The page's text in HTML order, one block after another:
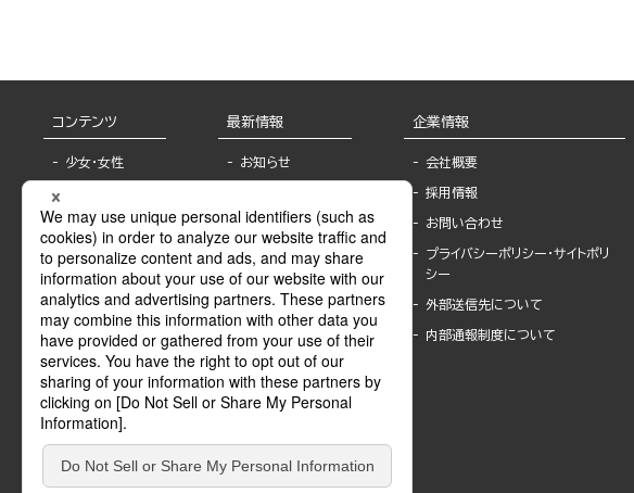
コンテンツ
少女・女性
BL
ライトノベル
青年・一般
グラビア・写真
モーター誌
SPECIAL
Sublicense
最新情報
お知らせ
報
書店様へ
海外ライセンシー
公式SNSアカウ
ント
作家一覧
Keyword list
Author list
企業情報
会社概要
採用情報
お問い合わせ
プライバシーポリシー・サイトポリ
シー
外部送信先について
内部通報制度について